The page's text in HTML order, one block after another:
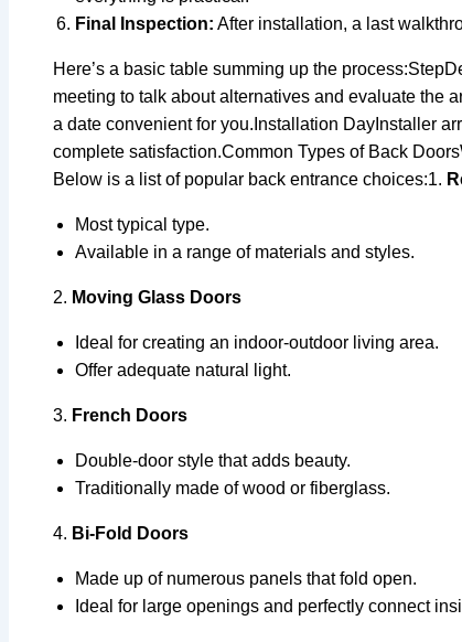
Final Inspection: After installation, a last
Here’s a basic table summing up the
meeting to talk about alternatives and evaluate the
a date convenient for you.Installation DayInstaller
complete satisfaction.Common Types of Back
Below is a list of popular back entrance choices:1.
Most typical type.
Available in a range of materials and styles.
2. Moving Glass Doors
Ideal for creating an indoor-outdoor living area.
Offer adequate natural light.
3. French Doors
Double-door style that adds beauty.
Traditionally made of wood or fiberglass.
4. Bi-Fold Doors
Made up of numerous panels that fold open.
Ideal for large openings and perfectly connect